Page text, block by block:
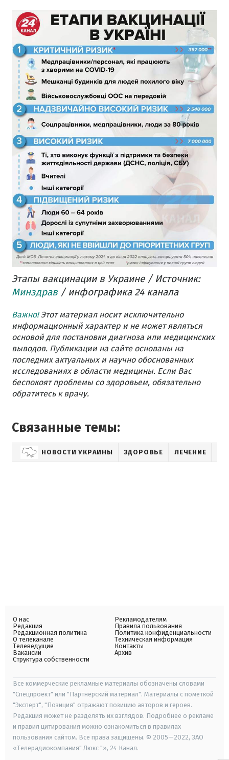
Этапы вакцинации в Украине / Источник:
Минздрав / инфографика 24 канала
Важно!Этот материал носит исключительно
информационный характер и не может являться
основой для постановки диагноза или медицинских
выводов. Публикации на сайте основаны на
последних актуальных и научно обоснованных
исследованиях в области медицины. Если Вас
беспокоят проблемы со здоровьем, обязательно
обратитесь к врачу.
Связанные темы:
НОВОСТИ УКРАИНЫ ЗДОРОВЬЕ ЛЕЧЕНИЕ
О нас
Редакция
Редакционная политика
О телеканале
Телеведущие
Вакансии
Структура собственности
Рекламодателям
Правила пользования
Политика конфиденциальности
Техническая информация
Контакты
Архив
Все коммерческие рекламные материалы обозначены словами
"Спецпроект" или "Партнерский материал". Материалы с пометкой
"Эксперт", "Позиция" отражают позицию авторов и героев.
Редакция может не разделять их взглядов. Подробнее о рекламе
и правил цитирования можно ознакомиться в правилах
пользования сайтом. Все права защищены. © 2005—2022, ЗАО
«Телерадиокомпания" Люкс "», 24 Канал.